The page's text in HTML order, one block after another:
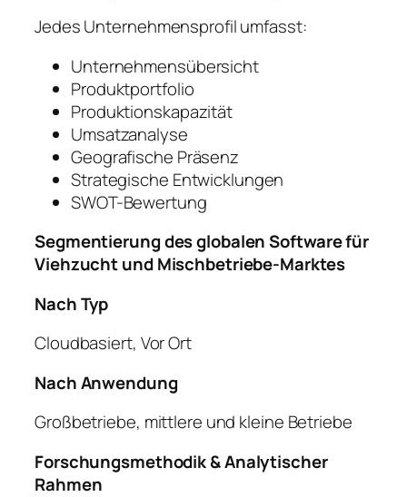
Jedes Unternehmensprofil umfasst:
Unternehmensübersicht
Produktportfolio
Produktionskapazität
Umsatzanalyse
Geografische Präsenz
Strategische Entwicklungen
SWOT-Bewertung
Segmentierung des globalen Software für
Viehzucht und Mischbetriebe-Marktes
Nach Typ
Cloudbasiert, Vor Ort
Nach Anwendung
Großbetriebe, mittlere und kleine Betriebe
Forschungsmethodik & Analytischer
Rahmen